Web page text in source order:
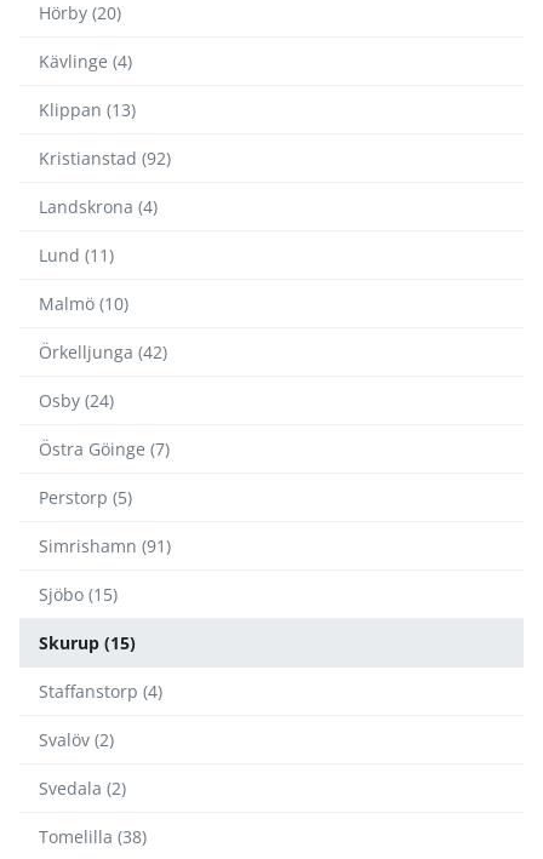
Hörby (20)
Kävlinge (4)
Klippan (13)
Kristianstad (92)
Landskrona (4)
Lund (11)
Malmö (10)
Örkelljunga (42)
Osby (24)
Östra Göinge (7)
Perstorp (5)
Simrishamn (91)
Sjöbo (15)
Skurup (15)
Staffanstorp (4)
Svalöv (2)
Svedala (2)
Tomelilla (38)